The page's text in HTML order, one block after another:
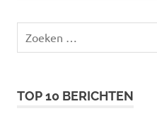
naar:
TOP 10 BERICHTEN